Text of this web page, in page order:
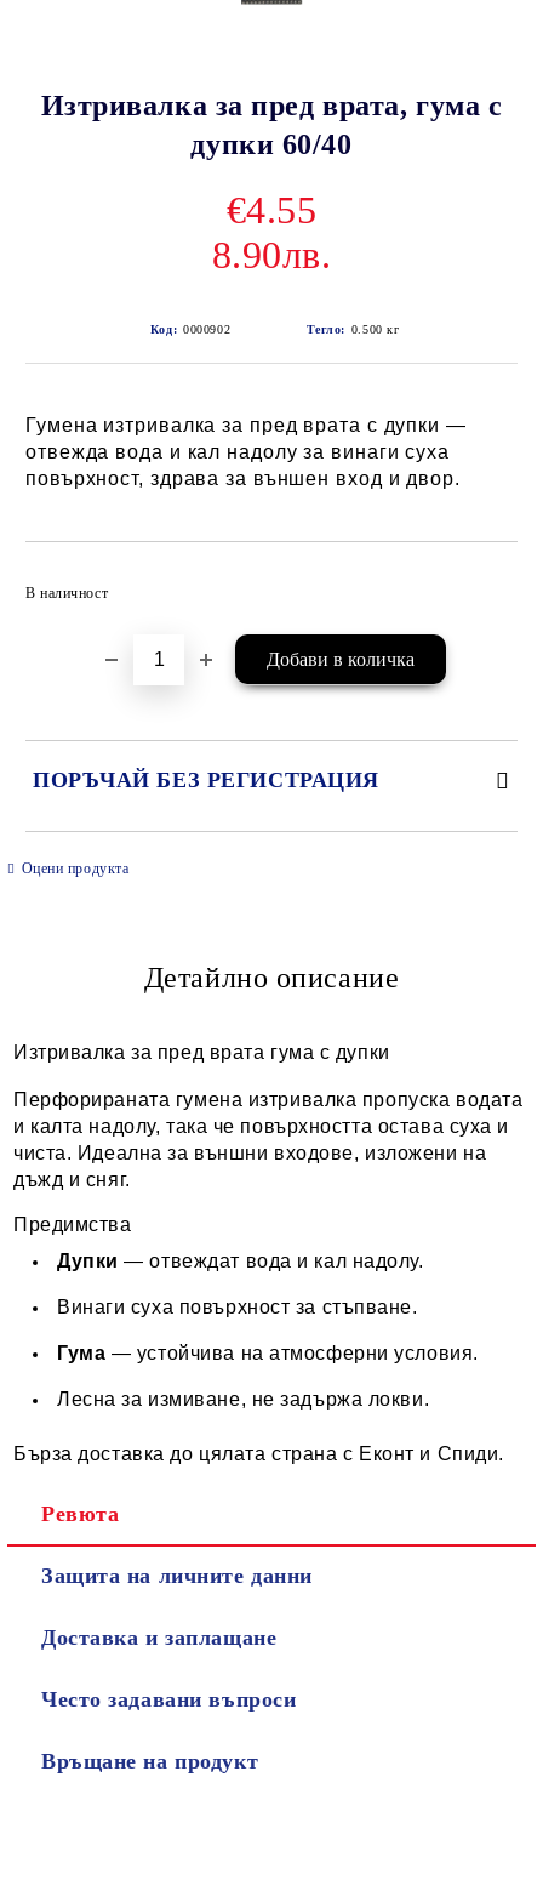
Изтривалка за пред врата, гума с
дупки 60/40
€4.55
8.90лв.
Код: 0000902 Тегло: 0.500 кг
Гумена изтривалка за пред врата с дупки —
отвежда вода и кал надолу за винаги суха
повърхност, здрава за външен вход и двор.
В наличност
ПОРЪЧАЙ БЕЗ РЕГИСТРАЦИЯ
Ние ще се свържем с вас в рамките на работния ден.
Оцени продукта
Детайлно описание
Изтривалка за пред врата гума с дупки
Перфорираната гумена изтривалка пропуска водата
и калта надолу, така че повърхността остава суха и
чиста. Идеална за външни входове, изложени на
дъжд и сняг.
Предимства
Дупки — отвеждат вода и кал надолу.
Винаги суха повърхност за стъпване.
Гума — устойчива на атмосферни условия.
Лесна за измиване, не задържа локви.
Бърза доставка до цялата страна с Еконт и Спиди.
Ревюта
Защита на личните данни
Доставка и заплащане
Често задавани въпроси
Връщане на продукт